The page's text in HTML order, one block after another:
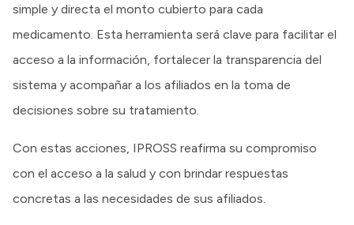
simple y directa el monto cubierto para cada
medicamento. Esta herramienta será clave para facilitar el
acceso a la información, fortalecer la transparencia del
sistema y acompañar a los afiliados en la toma de
decisiones sobre su tratamiento.
Con estas acciones, IPROSS reafirma su compromiso
con el acceso a la salud y con brindar respuestas
concretas a las necesidades de sus afiliados.